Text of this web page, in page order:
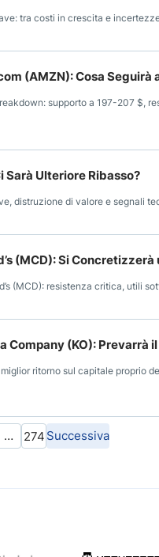
tra costi in crescita e
(AMZN): Cosa Seguirà
supporto a 197-207 $,
Sarà Ulteriore Ribasso?
distruzione di valore e segnali
(MCD): Si
(MCD): resistenza critica, utili
Company (KO): Prevarrà
ritorno sul capitale proprio
… 274 Successiva